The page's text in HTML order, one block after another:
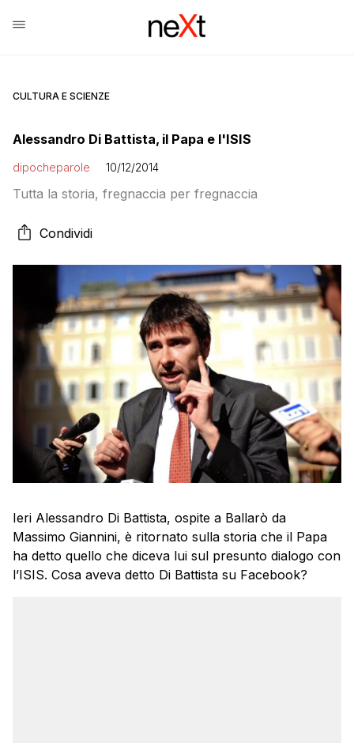
CULTURA E SCIENZE
Alessandro Di Battista, il Papa e l'ISIS
dipocheparole 10/12/2014
Tutta la storia, fregnaccia per fregnaccia
Condividi
Ieri Alessandro Di Battista, ospite a Ballarò da
Massimo Giannini, è ritornato sulla storia che il Papa
ha detto quello che diceva lui sul presunto dialogo con
l’ISIS. Cosa aveva detto Di Battista su Facebook?